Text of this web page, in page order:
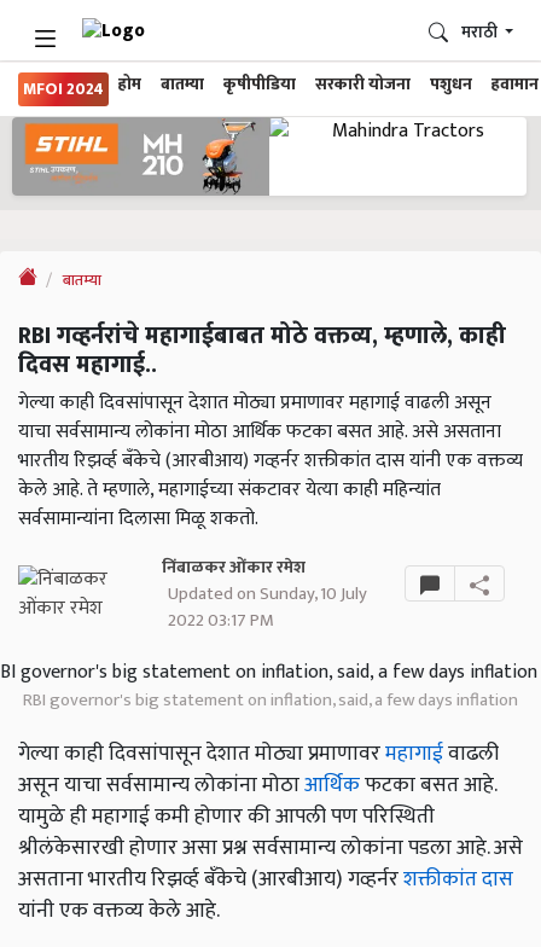
MFOI 2024 होम बातम्या कृषीपीडिया सरकारी योजना पशुधन हवामान
मराठी
बातम्या
RBI गव्हर्नरांचे महागाईबाबत मोठे वक्तव्य, म्हणाले, काही
दिवस महागाई..
गेल्या काही दिवसांपासून देशात मोठ्या प्रमाणावर महागाई वाढली असून
याचा सर्वसामान्य लोकांना मोठा आर्थिक फटका बसत आहे. असे असताना
भारतीय रिझर्व्ह बँकेचे (आरबीआय) गव्हर्नर शक्तीकांत दास यांनी एक वक्तव्य
केले आहे. ते म्हणाले, महागाईच्या संकटावर येत्या काही महिन्यांत
सर्वसामान्यांना दिलासा मिळू शकतो.
निंबाळकर ओंकार रमेश
Updated on Sunday, 10 July
2022 03:17 PM
RBI governor's big statement on inflation, said, a few days inflation
गेल्या काही दिवसांपासून देशात मोठ्या प्रमाणावरमहागाईवाढली
असून याचा सर्वसामान्य लोकांना मोठाआर्थिकफटका बसत आहे.
यामुळे ही महागाई कमी होणार की आपली पण परिस्थिती
श्रीलंकेसारखी होणार असा प्रश्न सर्वसामान्य लोकांना पडला आहे. असे
असताना भारतीय रिझर्व्ह बँकेचे (आरबीआय) गव्हर्नरशक्तीकांत दास
यांनी एक वक्तव्य केले आहे.